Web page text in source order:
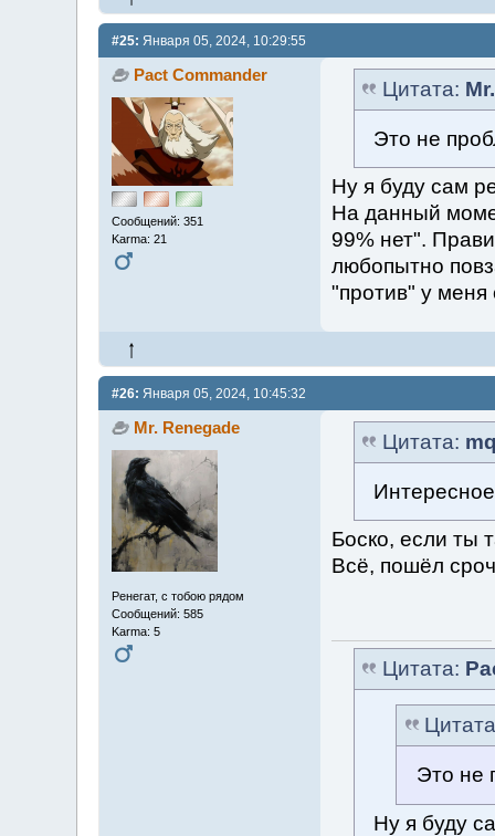
#25: Января 05, 2024, 10:29:55
Pact Commander
Сообщений: 351
Karma: 21
Цитата:
Это не
Ну я буду сам
На данный
99% нет".
любопытно
"против" у
#26: Января 05, 2024, 10:45:32
Mr. Renegade
Ренегат, с тобою рядом
Сообщений: 585
Karma: 5
Цитата:
Боско, если ты
Всё, пошёл
Цитата:
Это не
Ну я буду